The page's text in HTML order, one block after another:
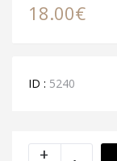
18.00€
ID : 5240